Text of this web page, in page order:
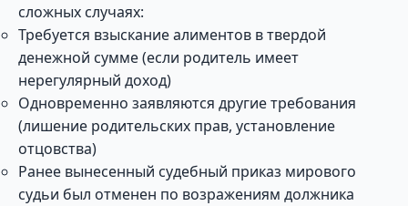
сложных случаях:
Требуется взыскание алиментов в твердой
денежной сумме (если родитель имеет
нерегулярный доход)
Одновременно заявляются другие требования
(лишение родительских прав, установление
отцовства)
Ранее вынесенный судебный приказ мирового
судьи был отменен по возражениям должника